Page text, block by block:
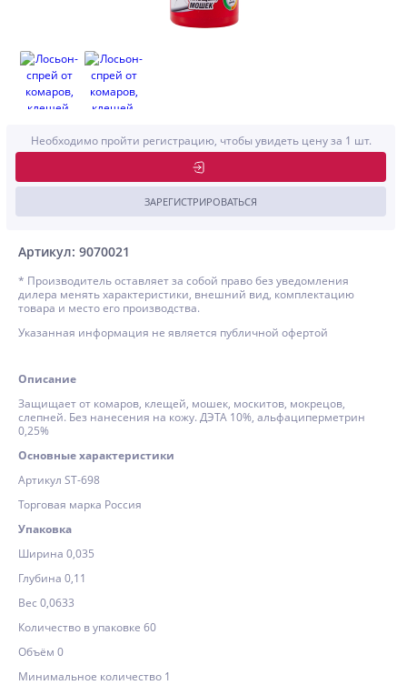
Артикул: 9070021
Необходимо пройти регистрацию, чтобы увидеть цену за 1 шт.
ЗАРЕГИСТРИРОВАТЬСЯ
* Производитель оставляет за собой право без уведомления
дилера менять характеристики, внешний вид, комплектацию
товара и место его производства.
Указанная информация не является публичной офертой
Описание
Защищает от комаров, клещей, мошек, москитов, мокрецов,
слепней. Без нанесения на кожу. ДЭТА 10%, альфациперметрин
0,25%
Основные характеристики
Артикул ST-698
Торговая марка Россия
Упаковка
Ширина 0,035
Глубина 0,11
Вес 0,0633
Количество в упаковке 60
Объём 0
Минимальное количество 1